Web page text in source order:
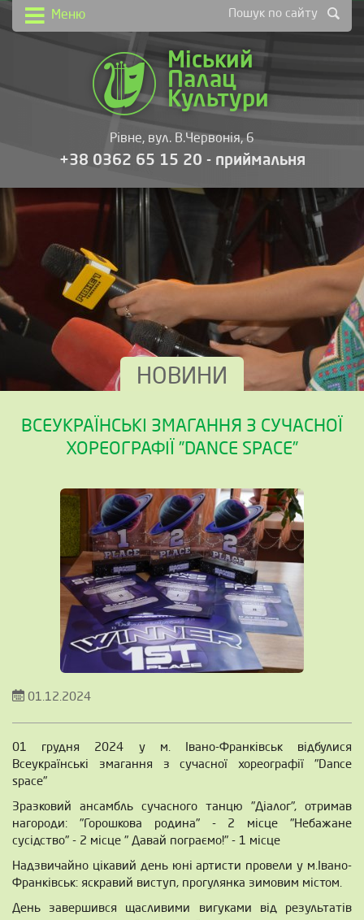
Міський
Палац
Культури
Меню Пошук по сайту
Рівне, вул. В.Червонія, 6
+38 0362 65 15 20 - приймальня
НОВИНИ
ВСЕУКРАЇНСЬКІ ЗМАГАННЯ З СУЧАСНОЇ
ХОРЕОГРАФІЇ ”DANCE SPACE”
01.12.2024
01 грудня 2024 у м. Івано-Франківськ відбулися
Всеукраїнські змагання з сучасної хореографії "Dance
space"
Зразковий ансамбль сучасного танцю "Діалог", отримав
нагороди: "Горошкова родина" - 2 місце "Небажане
сусідство" - 2 місце " Давай пограємо!" - 1 місце
Надзвичайно цікавий день юні артисти провели у м.Івано-
Франківськ: яскравий виступ, прогулянка зимовим містом.
День завершився щасливими вигуками від результатів